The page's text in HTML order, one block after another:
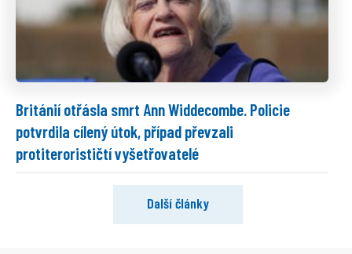
Británií otřásla smrt Ann Widdecombe. Policie
potvrdila cílený útok, případ převzali
protiterorističtí vyšetřovatelé
Další články